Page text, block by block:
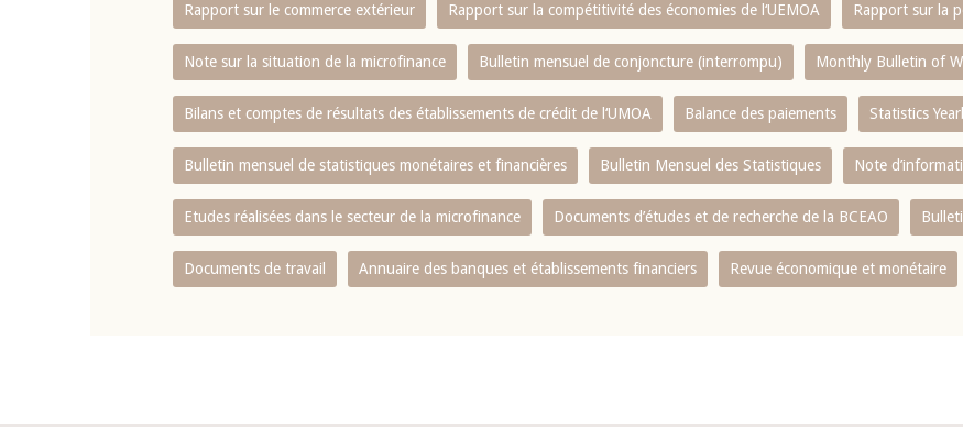
Rapport sur le commerce extérieur Rapport sur la compétitivité des économies de l‘UEMOA Rapport sur la
Note sur la situation de la microfinance Bulletin mensuel de conjoncture (interrompu) Monthly Bulletin of
Bilans et comptes de résultats des établissements de crédit de l‘UMOA Balance des paiements Statistics
Bulletin mensuel de statistiques monétaires et financières Bulletin Mensuel des Statistiques Note
Etudes réalisées dans le secteur de la microfinance Documents d’études et de recherche de la BCEAO
Documents de travail Annuaire des banques et établissements financiers Revue économique et monétaire